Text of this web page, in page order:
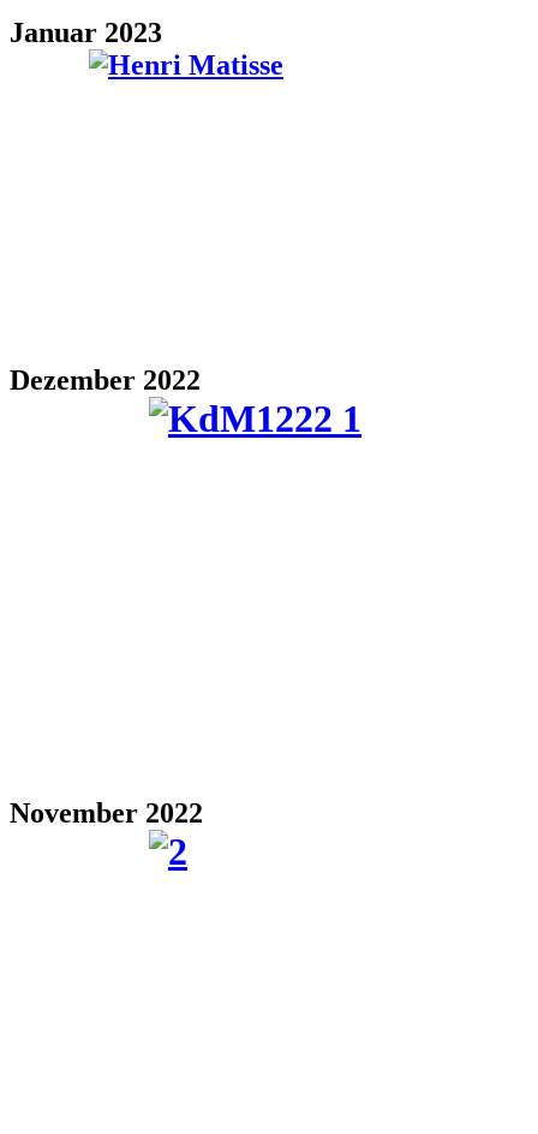
Januar 2023
Dezember 2022
November 2022